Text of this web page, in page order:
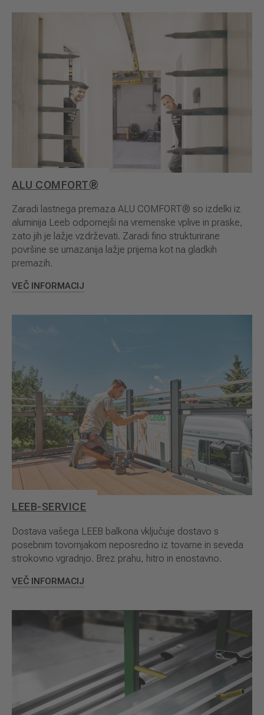
ALU COMFORT®
Zaradi lastnega premaza ALU COMFORT® so izdelki iz
aluminija Leeb odpornejši na vremenske vplive in praske,
zato jih je lažje vzdrževati. Zaradi fino strukturirane
površine se umazanija lažje prijema kot na gladkih
premazih.
VEČ INFORMACIJ
LEEB-SERVICE
Dostava vašega LEEB balkona vključuje dostavo s
posebnim tovornjakom neposredno iz tovarne in seveda
strokovno vgradnjo. Brez prahu, hitro in enostavno.
VEČ INFORMACIJ